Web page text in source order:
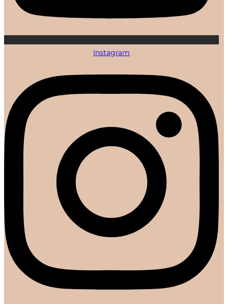
Instagram